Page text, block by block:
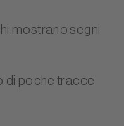
mostrano segni
di poche tracce